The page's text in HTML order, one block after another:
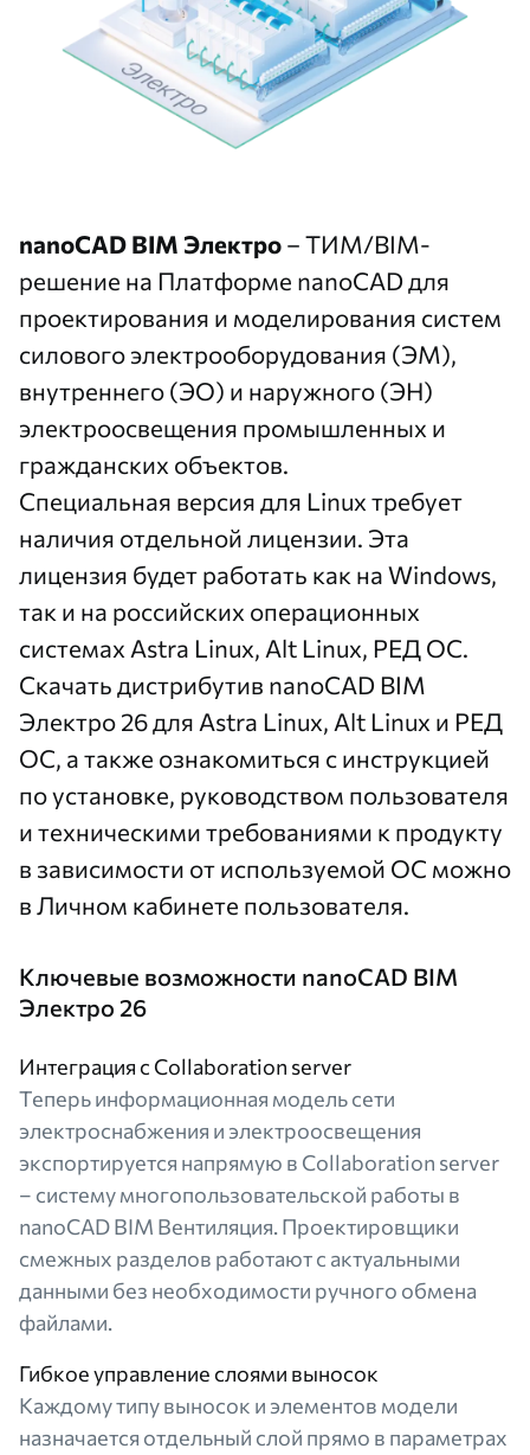
nanoCAD BIM Электро – ТИМ/BIM-
решение на Платформе nanoCAD для
проектирования и моделирования систем
силового электрооборудования (ЭМ),
внутреннего (ЭО) и наружного (ЭН)
электроосвещения промышленных и
гражданских объектов.
Специальная версия для Linux требует
наличия отдельной лицензии. Эта
лицензия будет работать как на Windows,
так и на российских операционных
системах Astra Linux, Alt Linux, РЕД ОС.
Скачать дистрибутив nanoCAD BIM
Электро 26 для Astra Linux, Alt Linux и РЕД
ОС, а также ознакомиться с инструкцией
по установке, руководством пользователя
и техническими требованиями к продукту
в зависимости от используемой ОС можно
в Личном кабинете пользователя.
Ключевые возможности nanoCAD BIM
Электро 26
Интеграция с Collaboration server
Теперь информационная модель сети
электроснабжения и электроосвещения
экспортируется напрямую в Collaboration server
– систему многопользовательской работы в
nanoCAD BIM Вентиляция. Проектировщики
смежных разделов работают с актуальными
данными без необходимости ручного обмена
файлами.
Гибкое управление слоями выносок
Каждому типу выносок и элементов модели
назначается отдельный слой прямо в параметрах